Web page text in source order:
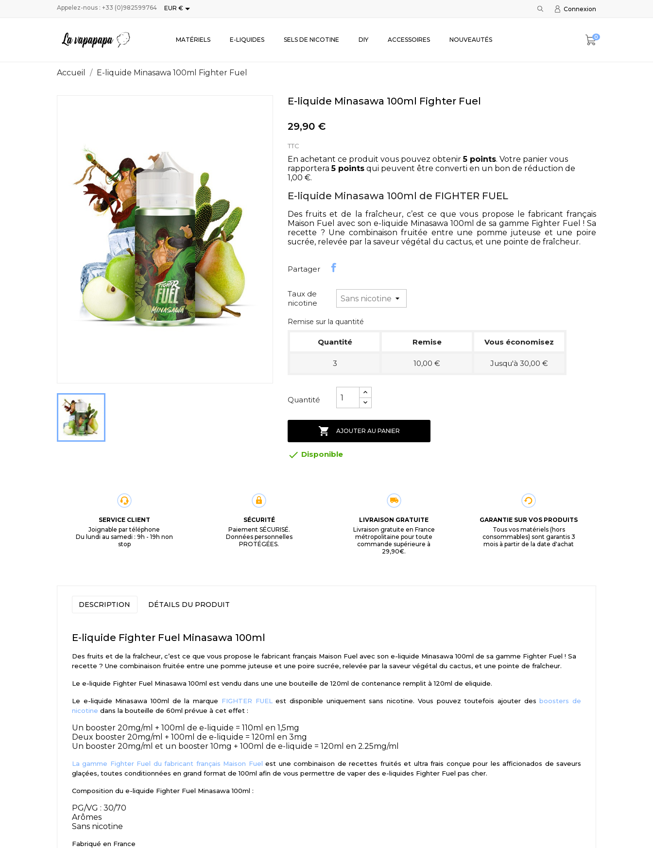
Appelez-nous : +33 (0)982599764 EUR € Connexion
MATÉRIELS E-LIQUIDES SELS DE NICOTINE DIY ACCESSOIRES NOUVEAUTÉS 0
Accueil E-liquide Minasawa 100ml Fighter Fuel
E-liquide Minasawa 100ml Fighter Fuel
29,90 €
TTC
En achetant ce produit vous pouvez obtenir5 points. Votre panier vous
rapportera5 points qui peuvent être converti en un bon de réduction de
1,00 €.
E-liquide Minasawa 100ml de FIGHTER FUEL
Des fruits et de la fraîcheur, c’est ce que vous propose le fabricant français
Maison Fuel avec son e-liquide Minasawa 100ml de sa gamme Fighter Fuel ! Sa
recette ? Une combinaison fruitée entre une pomme juteuse et une poire
sucrée, relevée par la saveur végétal du cactus, et une pointe de fraîcheur.
Partager
Taux de
nicotine
Remise sur la quantité
Quantité Remise Vous économisez
3 10,00 € Jusqu'à 30,00 €
Quantité
 AJOUTER AU PANIER
 Disponible
SERVICE CLIENT
Joignable par téléphone
Du lundi au samedi : 9h - 19h non
stop
SÉCURITÉ
Paiement SÉCURISÉ.
Données personnelles
PROTÉGÉES.
LIVRAISON GRATUITE
Livraison gratuite en France
métropolitaine pour toute
commande supérieure à
29,90€.
GARANTIE SUR VOS PRODUITS
Tous vos matériels (hors
consommables) sont garantis 3
mois à partir de la date d'achat
DESCRIPTION DÉTAILS DU PRODUIT
E-liquide Fighter Fuel Minasawa 100ml
Des fruits et de la fraîcheur, c’est ce que vous propose le fabricant français Maison Fuel avec son e-liquide Minasawa 100ml de sa gamme Fighter Fuel ! Sa
recette ? Une combinaison fruitée entre une pomme juteuse et une poire sucrée, relevée par la saveur végétal du cactus, et une pointe de fraîcheur.
Le e-liquide Fighter Fuel Minasawa 100ml est vendu dans une une bouteille de 120ml de contenance remplit à 120ml de eliquide.
Le e-liquide Minasawa 100ml de la marque FIGHTER FUEL est disponible uniquement sans nicotine. Vous pouvez toutefois ajouter desboosters de
nicotine dans la bouteille de 60ml prévue à cet effet :
Un booster 20mg/ml + 100ml de e-liquide = 110ml en 1,5mg
Deux booster 20mg/ml + 100ml de e-liquide = 120ml en 3mg
Un booster 20mg/ml et un booster 10mg + 100ml de e-liquide = 120ml en 2.25mg/ml
La gamme Fighter Fuel du fabricant français Maison Fuel est une combinaison de recettes fruités et ultra frais conçue pour les afficionados de saveurs
glaçées, toutes conditionnées en grand format de 100ml afin de vous permettre de vaper des e-liquides Fighter Fuel pas cher.
Composition du e-liquide Fighter Fuel Minasawa 100ml :
PG/VG : 30/70
Arômes
Sans nicotine
Fabriqué en France